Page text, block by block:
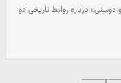
درباره روابط تاریخی دو